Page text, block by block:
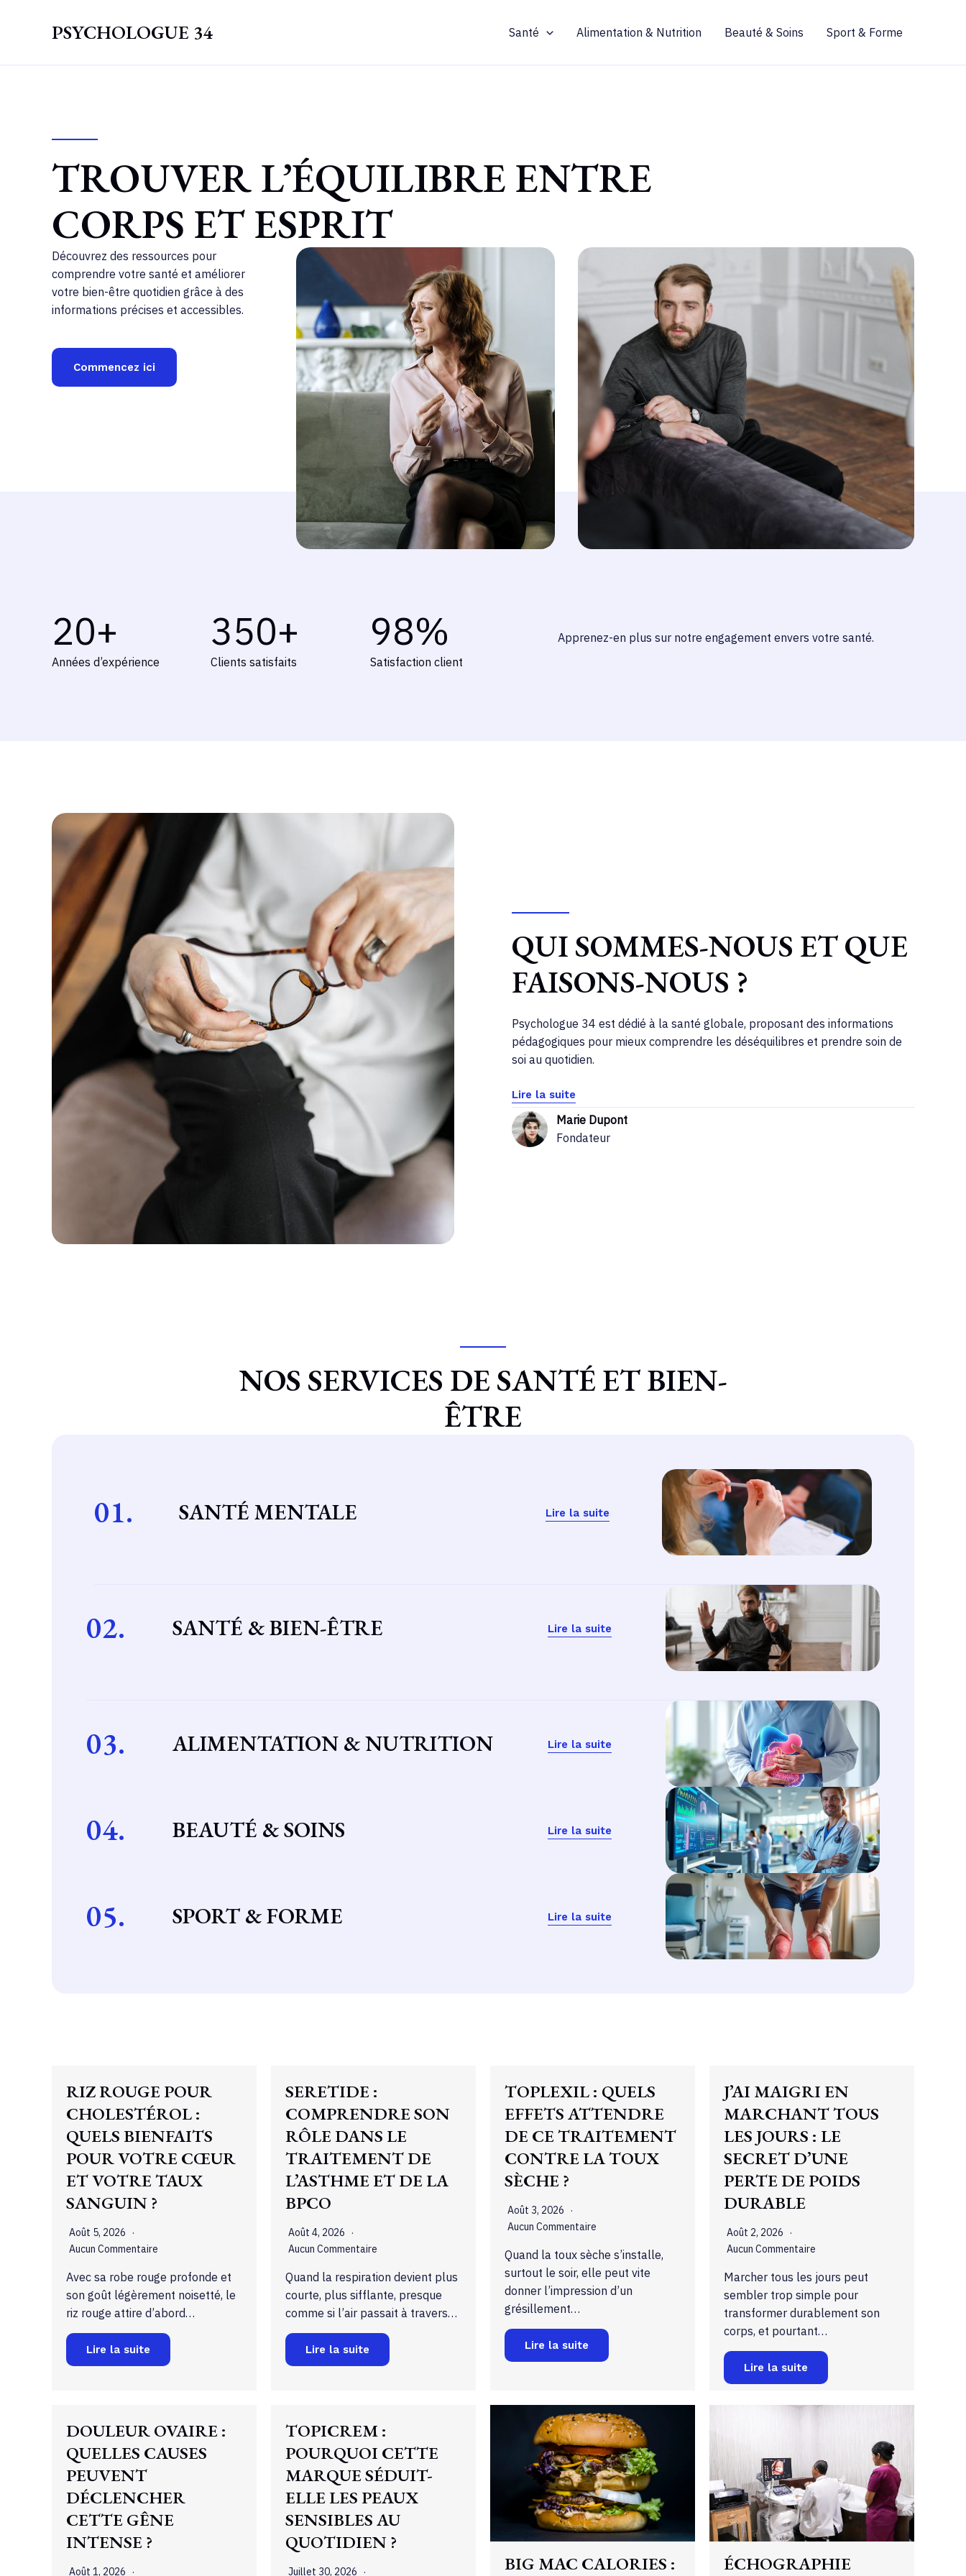
PSYCHOLOGUE 34 Santé Alimentation & Nutrition Beauté & Soins Sport & Forme
TROUVER L’ÉQUILIBRE ENTRE
CORPS ET ESPRIT
Découvrez des ressources pour
comprendre votre santé et améliorer
votre bien-être quotidien grâce à des
informations précises et accessibles.
Commencez ici
20+
Années d’expérience
350+
Clients satisfaits
98%
Satisfaction client
Apprenez-en plus sur notre engagement envers votre santé.
QUI SOMMES-NOUS ET QUE
FAISONS-NOUS ?
Psychologue 34 est dédié à la santé globale, proposant des informations
pédagogiques pour mieux comprendre les déséquilibres et prendre soin de
soi au quotidien.
Lire la suite
Marie Dupont
Fondateur
NOS SERVICES DE SANTÉ ET BIEN-
ÊTRE
01. SANTÉ MENTALE Lire la suite
02. SANTÉ & BIEN-ÊTRE Lire la suite
03. ALIMENTATION & NUTRITION Lire la suite
04. BEAUTÉ & SOINS Lire la suite
05. SPORT & FORME Lire la suite
RIZ ROUGE POUR
CHOLESTÉROL :
QUELS BIENFAITS
POUR VOTRE CŒUR
ET VOTRE TAUX
SANGUIN ?
Août 5, 2026
Aucun Commentaire
Avec sa robe rouge profonde et
son goût légèrement noisetté, le
riz rouge attire d’abord…
Lire la suite
SERETIDE :
COMPRENDRE SON
RÔLE DANS LE
TRAITEMENT DE
L’ASTHME ET DE LA
BPCO
Août 4, 2026
Aucun Commentaire
Quand la respiration devient plus
courte, plus sifflante, presque
comme si l’air passait à travers…
Lire la suite
TOPLEXIL : QUELS
EFFETS ATTENDRE
DE CE TRAITEMENT
CONTRE LA TOUX
SÈCHE ?
Août 3, 2026
Aucun Commentaire
Quand la toux sèche s’installe,
surtout le soir, elle peut vite
donner l’impression d’un
grésillement…
Lire la suite
J’AI MAIGRI EN
MARCHANT TOUS
LES JOURS : LE
SECRET D’UNE
PERTE DE POIDS
DURABLE
Août 2, 2026
Aucun Commentaire
Marcher tous les jours peut
sembler trop simple pour
transformer durablement son
corps, et pourtant…
Lire la suite
DOULEUR OVAIRE :
QUELLES CAUSES
PEUVENT
DÉCLENCHER
CETTE GÊNE
INTENSE ?
Août 1, 2026
TOPICREM :
POURQUOI CETTE
MARQUE SÉDUIT-
ELLE LES PEAUX
SENSIBLES AU
QUOTIDIEN ?
Juillet 30, 2026
BIG MAC CALORIES :
ÉCHOGRAPHIE